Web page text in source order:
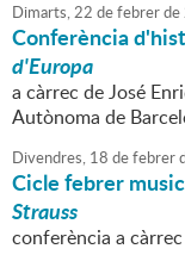
Dimarts,22 defebrerde
Conferència
d'Europa
a càrrec de José
Autònoma de
Divendres, 18 defebrer
Cicle febrer
Strauss
conferència a